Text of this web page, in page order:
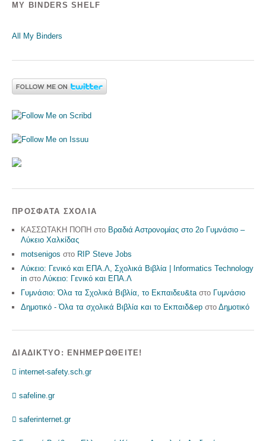
MY BINDERS SHELF
All My Binders
ΠΡΌΣΦΑΤΑ ΣΧΌΛΙΑ
ΚΑΣΣΩΤΑΚΗ ΠΟΠΗ στο Βραδιά Αστρονομίας στο 2ο Γυμνάσιο –
Λύκειο Χαλκίδας
motsenigos στο RIP Steve Jobs
Λύκειο: Γενικό και ΕΠΑ.Λ, Σχολικά Βιβλία | Informatics Technology
in στο Λύκειο: Γενικό και ΕΠΑ.Λ
Γυμνάσιο: Όλα τα Σχολικά Βιβλία, το Εκπαιδευ&taστο Γυμνάσιο
Δημοτικό - Όλα τα σχολικά Βιβλία και το Εκπαιδ&ep στο Δημοτικό
ΔΙΑΔΊΚΤΥΟ: ΕΝΗΜΕΡΩΘΕΊΤΕ!
 internet-safety.sch.gr
 safeline.gr
 saferinternet.gr